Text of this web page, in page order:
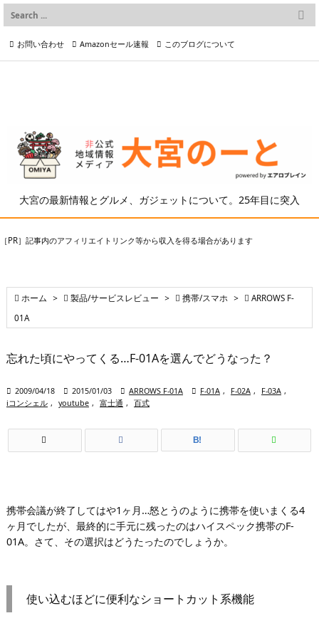
Warning: Trying to access array offset on value of type bool in
content/themes/luxeritas/inc/description.phpon line
大宮の最新情報とグルメ、ガジェットについて。25年目に突入

メニュー
お問い合わせ Amazonセール速報 このブログについて
［PR］記事内のアフィリエイトリンク等から収入を得る場合があります
 ホーム >  製品/サービスレビュー >  携帯/スマホ >  ARROWS F-
01A
忘れた頃にやってくる…F-01Aを選んでどうなった？
 2009/04/18  2015/01/03  ARROWS F-01A  F-01A , F-02A , F-03A ,
iコンシェル , youtube , 富士通 , 百式
B!
携帯会議が終了してはや1ヶ月…怒とうのように携帯を使いまくる4
ヶ月でしたが、最終的に手元に残ったのはハイスペック携帯のF-
01A。さて、その選択はどうたったのでしょうか。
使い込むほどに便利なショートカット系機能